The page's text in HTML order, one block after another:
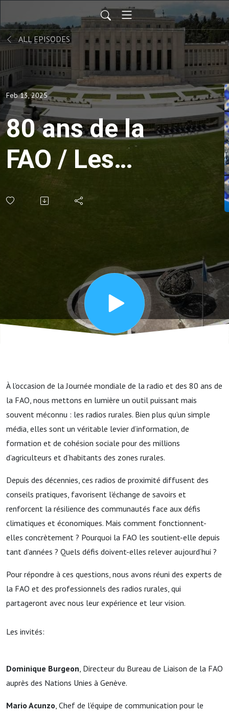
ALL EPISODES
Feb 13, 2025
80 ans de la
FAO / Les
radios
rapprochent
les
communauté
À l’occasion de la Journée mondiale de la radio et des 80 ans de
la FAO, nous mettons en lumière un outil puissant mais
souvent méconnu : les radios rurales. Bien plus qu’un simple
média, elles sont un véritable levier d’information, de
formation et de cohésion sociale pour des millions
d’agriculteurs et d’habitants des zones rurales.
Depuis des décennies, ces radios de proximité diffusent des
conseils pratiques, favorisent l’échange de savoirs et
renforcent la résilience des communautés face aux défis
climatiques et économiques. Mais comment fonctionnent-
elles concrètement ? Pourquoi la FAO les soutient-elle depuis
tant d’années ? Quels défis doivent-elles relever aujourd’hui ?
Pour répondre à ces questions, nous avons réuni des experts de
la FAO et des professionnels des radios rurales, qui
partageront avec nous leur expérience et leur vision.
Les invités:
Dominique Burgeon, Directeur du Bureau de Liaison de la FAO
auprès des Nations Unies à Genève.
Mario Acunzo, Chef de l’équipe de communication pour le